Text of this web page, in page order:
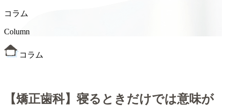
コラム
Column
コラム
【矯正歯科】寝るときだけでは意味が